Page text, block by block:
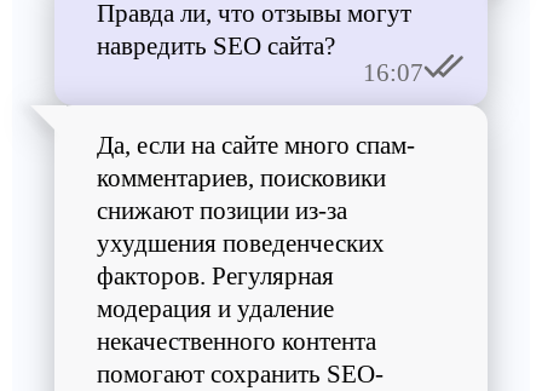
Правда ли, что отзывы могут
навредить SEO сайта?
16:07
Да, если на сайте много спам-
комментариев, поисковики
снижают позиции из-за
ухудшения поведенческих
факторов. Регулярная
модерация и удаление
некачественного контента
помогают сохранить SEO-